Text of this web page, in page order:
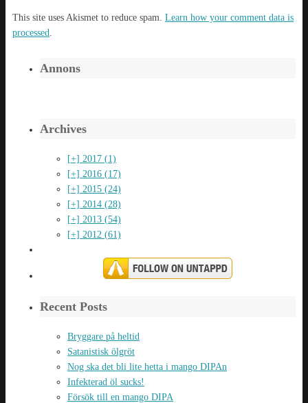
This site uses Akismet to reduce spam. Learn how your comment data is
processed
Annons
Archives
[+] 2017 (1)
[+] 2016 (17)
[+] 2015 (24)
[+] 2014 (28)
[+] 2013 (54)
[+] 2012 (61)
Recent Posts
Bryggare på heltid
Satanistisk ölgröt
Nog ska det bli lite hetta i mango DIPAn
Infekterad öl sucks!
Försök till en mango DIPA